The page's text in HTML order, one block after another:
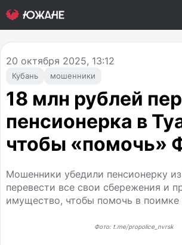
Кубань мошенники
20 октября 2025, 13:12
18 млн рублей
пенсионерка в
чтобы «помочь»
Мошенники убедили пенсионерку
перевести все свои сбережения и
имущество, чтобы помочь в поимке
Фото: t.me/propolice_nvrsk